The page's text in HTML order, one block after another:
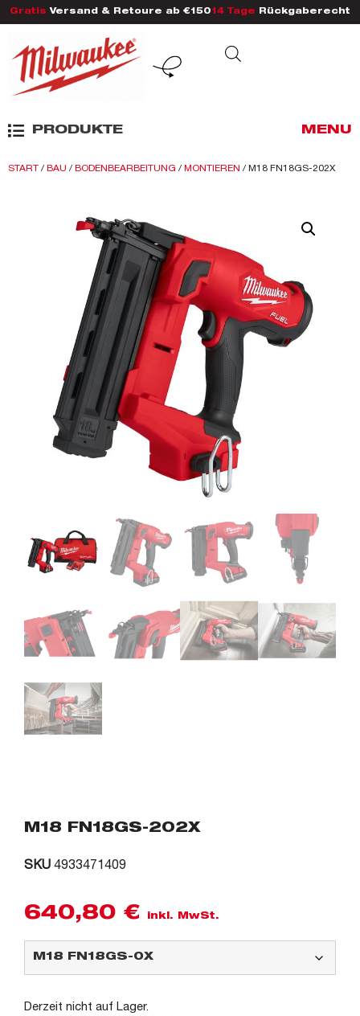
Gratis Versand & Retoure ab €150 14 Tage Rückgaberecht
PRODUKTE MENU
START / BAU / BODENBEARBEITUNG / MONTIEREN / M18 FN18GS-202X
M18 FN18GS-202X
SKU 4933471409
640,80 € inkl. MwSt.
Derzeit nicht auf Lager.